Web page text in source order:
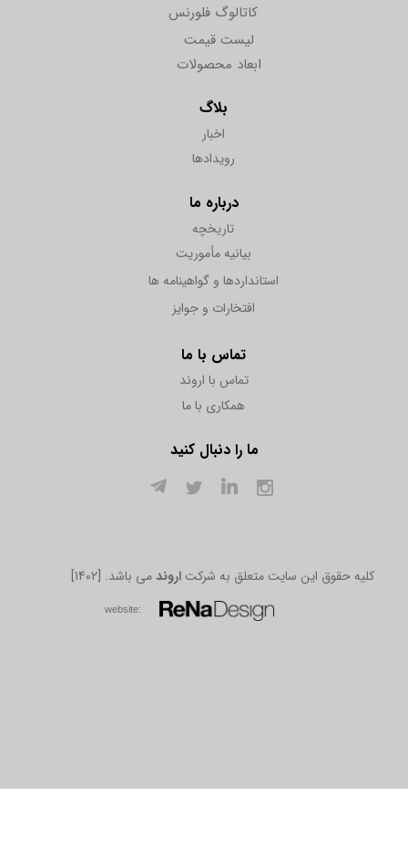
کاتالوگ فلورنس
بلاگ
اخبار
رویدادها
درباره ما
تاریخچه
بیانیه مأموریت
استانداردها و گواهینامه ها
افتخارات و جوایز
تماس با ما
تماس با اروند
همکاری با ما
ما را دنبال کنید
ابعاد محصولات
لیست قیمت
[1402] .کلیه حقوق این سایت متعلق به شرکت اروندمی باشد
w​​​​​​​ebsite: